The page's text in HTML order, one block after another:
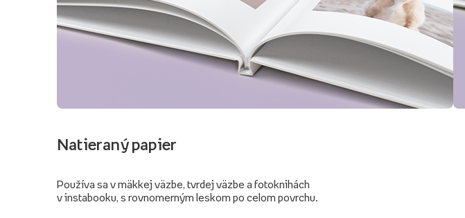
Natieraný papier
Používa sa v mäkkej väzbe, tvrdej väzbe a fotoknihách
v instabooku, s rovnomerným leskom po celom povrchu.